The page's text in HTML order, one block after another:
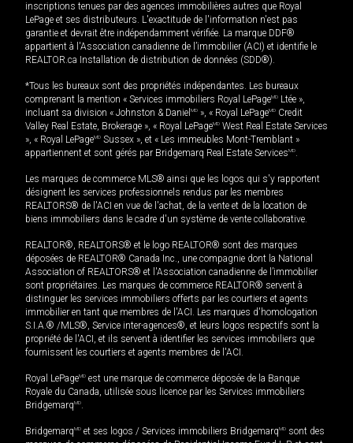
inscriptions tenues par des agences immobilières autres que Royal
LePage et ses distributeurs. L'exactitude de l'information n'est pas
garantie et devrait être indépendamment vérifiée. La marque DDF®
appartient à l'Association canadienne de l’immobilier (ACI) et identifie le
REALTOR.ca Installation de distribution de données (SDD®).
*Tous les bureaux sont des propriétés indépendantes. Les bureaux
comprenant la mention « Services immobiliers Royal LePageMD Ltée »,
incluant sa division « Johnston & Daniel MD », « Royal LePageMD Credit
Valley Real Estate, Brokerage », « Royal LePageMD West Real Estate Services
», « Royal LePageMD Sussex », et « Les immeubles Mont-Tremblant »
appartiennent et sont gérés par Bridgemarq Real Estate ServicesMD.
Les marques de commerce MLS® ainsi que les logos qui s'y rapportent
désignent les services professionnels rendus par les membres
REALTORS® de l'ACI en vue de l'achat, de la vente et de la location de
biens immobiliers dans le cadre d'un système de vente collaborative.
REALTOR®, REALTORS® et le logo REALTOR® sont des marques
déposées de REALTOR® Canada Inc., une compagnie dont la National
Association of REALTORS® et l'Association canadienne de l’immobilier
sont propriétaires. Les marques de commerce REALTOR® servent à
distinguer les services immobiliers offerts par les courtiers et agents
immobilier en tant que membres de l'ACI. Les marques d'homologation
S.I.A.® /MLS®, Service inter-agences®, et leurs logos respectifs sont la
propriété de l'ACI, et ils servent à identifier les services immobiliers que
fournissent les courtiers et agents membres de l'ACI.
Royal LePageMD est une marque de commerce déposée de la Banque
Royale du Canada, utilisée sous licence par les Services immobiliers
BridgemarqMD.
BridgemarqMD et ses logos / Services immobiliers BridgemarqMD sont des